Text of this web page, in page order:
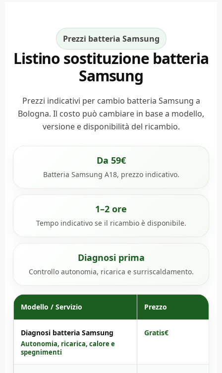
Prezzi batteria Samsung
Listino sostituzione batteria
Samsung
Prezzi indicativi per cambio batteria Samsung a
Bologna. Il costo può cambiare in base a modello,
versione e disponibilità del ricambio.
Da 59€
Batteria Samsung A18, prezzo indicativo.
1–2 ore
Tempo indicativo se il ricambio è disponibile.
Diagnosi prima
Controllo autonomia, ricarica e surriscaldamento.
Modello / Servizio Prezzo
Diagnosi batteria Samsung
Autonomia, ricarica, calore e
spegnimenti
Gratis€